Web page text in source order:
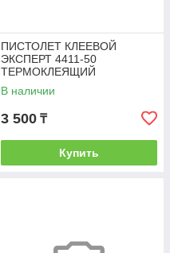
ПИСТОЛЕТ КЛЕЕВОЙ
ЭКСПЕРТ 4411-50
ТЕРМОКЛЕЯЩИЙ
ЭЛЕКТРИЧЕСКИЙ
В наличии
3 500 ₸
Купить